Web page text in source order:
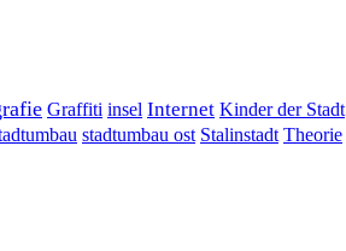
Graffiti insel Internet Kinder der Stadt
stadtumbau ost Stalinstadt Theorie